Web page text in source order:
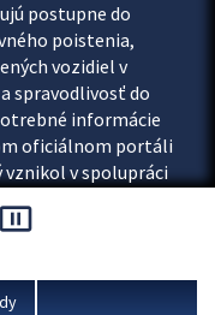
postupne do
poistenia,
vozidiel v
spravodlivosť do
informácie
oficiálnom portáli
v spolupráci
vnútra SR.
pause_presentation